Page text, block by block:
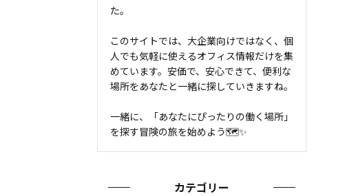
た。
このサイトでは、大企業向けではなく、個
人でも気軽に使えるオフィス情報だけを集
めています。安価で、安心できて、便利な
場所をあなたと一緒に探していきますね。
一緒に、「あなたにぴったりの働く場所」
を探す冒険の旅を始めよう🗺✨
カテゴリー